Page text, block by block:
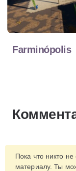
Farminópolis
Пока что никто
материалу. Ты